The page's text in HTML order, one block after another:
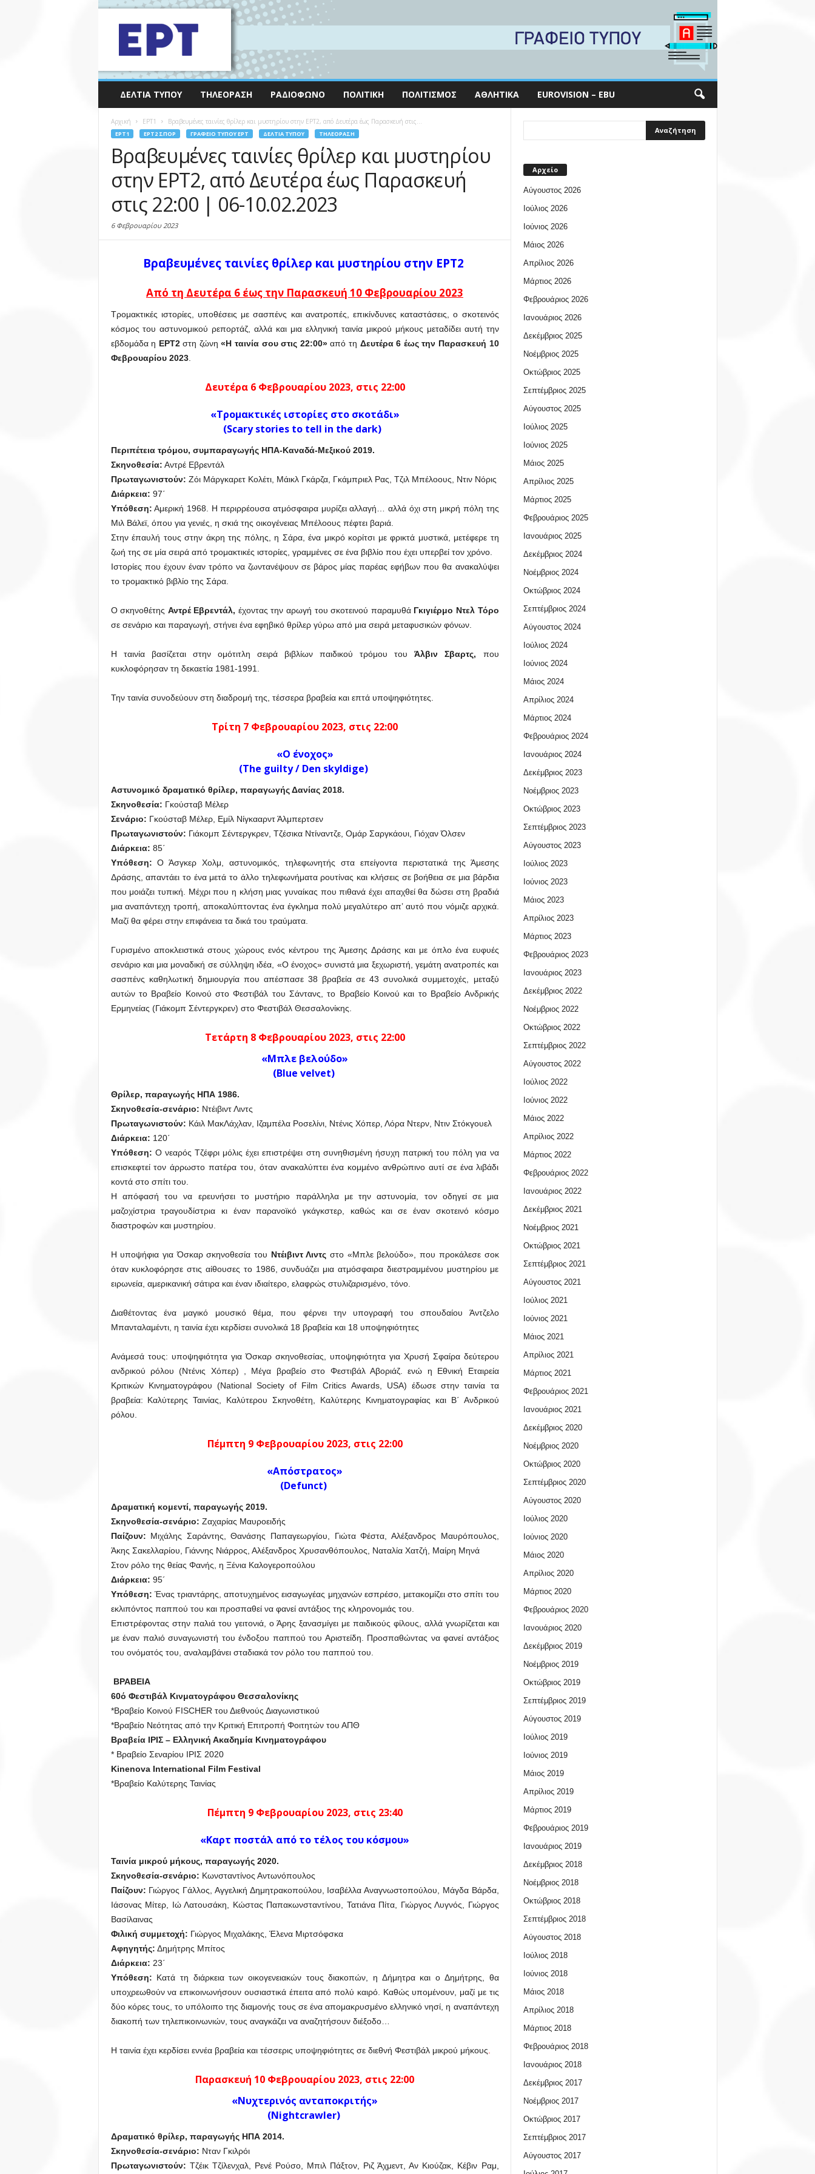
ΔΕΛΤΊΑ ΤΎΠΟΥ ΤΗΛΕΌΡΑΣΗ ΡΑΔΙΌΦΩΝΟ ΠΟΛΙΤΙΚΉ ΠΟΛΙΤΙΣΜΌΣ ΑΘΛΗΤΙΚΆ EUROVISION – EBU
Αρχική EΡΤ1 Βραβευμένες ταινίες θρίλερ και μυστηρίου στην ΕΡΤ2, από Δευτέρα έως Παρασκευή στις...
EΡΤ1 EΡΤ2 ΣΠΟΡ ΓΡΑΦΕΊΟ ΤΎΠΟΥ ΕΡΤ ΔΕΛΤΊΑ ΤΎΠΟΥ ΤΗΛΕΌΡΑΣΗ
Βραβευμένες ταινίες θρίλερ και μυστηρίου
στην ΕΡΤ2, από Δευτέρα έως Παρασκευή
στις 22:00 | 06-10.02.2023
6 Φεβρουαρίου 2023
Βραβευμένες ταινίες θρίλερ και μυστηρίου στην ΕΡΤ2
Από τη Δευτέρα 6 έως την Παρασκευή 10 Φεβρουαρίου 2023
Τρομακτικές ιστορίες, υποθέσεις με σασπένς και ανατροπές, επικίνδυνες καταστάσεις, ο σκοτεινός
κόσμος του αστυνομικού ρεπορτάζ, αλλά και μια ελληνική ταινία μικρού μήκους μεταδίδει αυτή την
εβδομάδα η ΕΡΤ2στη ζώνη«Η ταινία σου στις 22:00»από τη Δευτέρα 6 έως την Παρασκευή 10
Φεβρουαρίου 2023.
Δευτέρα 6 Φεβρουαρίου 2023, στις 22:00
«Τρομακτικές ιστορίες στο σκοτάδι»
(Scary stories to tell in the dark)
Περιπέτεια τρόμου, συμπαραγωγής ΗΠΑ-Καναδά-Μεξικού 2019.
Σκηνοθεσία: Αντρέ Εβρεντάλ
Πρωταγωνιστούν: Ζόι Μάργκαρετ Κολέτι, Μάικλ Γκάρζα, Γκάμπριελ Ρας, Τζιλ Μπέλοους, Ντιν Νόρις
Διάρκεια: 97΄
Υπόθεση: Αμερική 1968. Η περιρρέουσα ατμόσφαιρα μυρίζει αλλαγή… αλλά όχι στη μικρή πόλη της
Μιλ Βάλεϊ, όπου για γενιές, η σκιά της οικογένειας Μπέλοους πέφτει βαριά.
Στην έπαυλή τους στην άκρη της πόλης, η Σάρα, ένα μικρό κορίτσι με φρικτά μυστικά, μετέφερε τη
ζωή της σε μία σειρά από τρομακτικές ιστορίες, γραμμένες σε ένα βιβλίο που έχει υπερβεί τον χρόνο.
Ιστορίες που έχουν έναν τρόπο να ζωντανέψουν σε βάρος μίας παρέας εφήβων που θα ανακαλύψει
το τρομακτικό βιβλίο της Σάρα.
Ο σκηνοθέτης Αντρέ Εβρεντάλ, έχοντας την αρωγή του σκοτεινού παραμυθά Γκιγιέρμο Ντελ Τόρο
σε σενάριο και παραγωγή, στήνει ένα εφηβικό θρίλερ γύρω από μια σειρά μεταφυσικών φόνων.
Η ταινία βασίζεται στην ομότιτλη σειρά βιβλίων παιδικού τρόμου τουΆλβιν Σβαρτς, που
κυκλοφόρησαν τη δεκαετία 1981-1991.
Την ταινία συνοδεύουν στη διαδρομή της, τέσσερα βραβεία και επτά υποψηφιότητες.
Τρίτη 7 Φεβρουαρίου 2023, στις 22:00
«Ο ένοχος»
(The guilty / Den skyldige)
Αστυνομικό δραματικό θρίλερ, παραγωγής Δανίας 2018.
Σκηνοθεσία: Γκούσταβ Μέλερ
Σενάριο: Γκούσταβ Μέλερ, Εμίλ Νίγκααρντ Άλμπερτσεν
Πρωταγωνιστούν: Γιάκομπ Σέντεργκρεν, Τζέσικα Ντίναντζε, Ομάρ Σαργκάουι, Γιόχαν Όλσεν
Διάρκεια: 85΄
Υπόθεση: Ο Άσγκερ Χολμ, αστυνομικός, τηλεφωνητής στα επείγοντα περιστατικά της Άμεσης
Δράσης, απαντάει το ένα μετά το άλλο τηλεφωνήματα ρουτίνας και κλήσεις σε βοήθεια σε μια βάρδια
που μοιάζει τυπική. Μέχρι που η κλήση μιας γυναίκας που πιθανά έχει απαχθεί θα δώσει στη βραδιά
μια αναπάντεχη τροπή, αποκαλύπτοντας ένα έγκλημα πολύ μεγαλύτερο απ’ αυτό που νόμιζε αρχικά.
Μαζί θα φέρει στην επιφάνεια τα δικά του τραύματα.
Γυρισμένο αποκλειστικά στους χώρους ενός κέντρου της Άμεσης Δράσης και με όπλο ένα ευφυές
σενάριο και μια μοναδική σε σύλληψη ιδέα, «Ο ένοχος» συνιστά μια ξεχωριστή, γεμάτη ανατροπές και
σασπένς καθηλωτική δημιουργία που απέσπασε 38 βραβεία σε 43 συνολικά συμμετοχές, μεταξύ
αυτών το Βραβείο Κοινού στο Φεστιβάλ του Σάντανς, το Βραβείο Κοινού και το Βραβείο Ανδρικής
Ερμηνείας (Γιάκομπ Σέντεργκρεν) στο Φεστιβάλ Θεσσαλονίκης.
Τετάρτη 8 Φεβρουαρίου 2023, στις 22:00
«Μπλε βελούδο»
(Blue velvet)
Θρίλερ, παραγωγής ΗΠΑ 1986.
Σκηνοθεσία-σενάριο: Ντέιβιντ Λιντς
Πρωταγωνιστούν: Κάιλ ΜακΛάχλαν, Ιζαμπέλα Ροσελίνι, Ντένις Χόπερ, Λόρα Ντερν, Ντιν Στόκγουελ
Διάρκεια: 120΄
Υπόθεση: Ο νεαρός Τζέφρι μόλις έχει επιστρέψει στη συνηθισμένη ήσυχη πατρική του πόλη για να
επισκεφτεί τον άρρωστο πατέρα του, όταν ανακαλύπτει ένα κομμένο ανθρώπινο αυτί σε ένα λιβάδι
κοντά στο σπίτι του.
Η απόφασή του να ερευνήσει το μυστήριο παράλληλα με την αστυνομία, τον οδηγεί σε μια
μαζοχίστρια τραγουδίστρια κι έναν παρανοϊκό γκάγκστερ, καθώς και σε έναν σκοτεινό κόσμο
διαστροφών και μυστηρίου.
Η υποψήφια για Όσκαρ σκηνοθεσία του Ντέιβιντ Λιντς στο «Μπλε βελούδο», που προκάλεσε σοκ
όταν κυκλοφόρησε στις αίθουσες το 1986, συνδυάζει μια ατμόσφαιρα διεστραμμένου μυστηρίου με
ειρωνεία, αμερικανική σάτιρα και έναν ιδιαίτερο, ελαφρώς στυλιζαρισμένο, τόνο.
Διαθέτοντας ένα μαγικό μουσικό θέμα, που φέρνει την υπογραφή του σπουδαίου Άντζελο
Μπανταλαμέντι, η ταινία έχει κερδίσει συνολικά 18 βραβεία και 18 υποψηφιότητες
Ανάμεσά τους: υποψηφιότητα για Όσκαρ σκηνοθεσίας, υποψηφιότητα για Χρυσή Σφαίρα δεύτερου
ανδρικού ρόλου (Ντένις Χόπερ) , Μέγα βραβείο στο Φεστιβάλ Αβοριάζ. ενώ η Εθνική Εταιρεία
Κριτικών Κινηματογράφου (National Society of Film Critics Awards, USA) έδωσε στην ταινία τα
βραβεία: Καλύτερης Ταινίας, Καλύτερου Σκηνοθέτη, Καλύτερης Κινηματογραφίας και Β΄ Ανδρικού
ρόλου.
Πέμπτη 9 Φεβρουαρίου 2023, στις 22:00
«Απόστρατος»
(Defunct)
Δραματική κομεντί, παραγωγής 2019.
Σκηνοθεσία-σενάριο: Ζαχαρίας Μαυροειδής
Παίζουν: Μιχάλης Σαράντης, Θανάσης Παπαγεωργίου, Γιώτα Φέστα, Αλέξανδρος Μαυρόπουλος,
Άκης Σακελλαρίου, Γιάννης Νιάρρος, Αλέξανδρος Χρυσανθόπουλος, Ναταλία Χατζή, Μαίρη Μηνά
Στον ρόλο της θείας Φανής, η Ξένια Καλογεροπούλου
Διάρκεια: 95´
Υπόθεση: Ένας τριαντάρης, αποτυχημένος εισαγωγέας μηχανών εσπρέσο, μετακομίζει στο σπίτι του
εκλιπόντος παππού του και προσπαθεί να φανεί αντάξιος της κληρονομιάς του.
Επιστρέφοντας στην παλιά του γειτονιά, ο Άρης ξανασμίγει με παιδικούς φίλους, αλλά γνωρίζεται και
με έναν παλιό συναγωνιστή του ένδοξου παππού του Αριστείδη. Προσπαθώντας να φανεί αντάξιος
του ονόματός του, αναλαμβάνει σταδιακά τον ρόλο του παππού του.
ΒΡΑΒΕΙΑ
60ό Φεστιβάλ Κινματογράφου Θεσσαλονίκης
*Βραβείο Κοινού FISCHER του Διεθνούς Διαγωνιστικού
*Βραβείο Νεότητας από την Κριτική Επιτροπή Φοιτητών του ΑΠΘ
Βραβεία ΙΡΙΣ – Ελληνική Ακαδημία Κινηματογράφου
* Βραβείο Σεναρίου ΙΡΙΣ 2020
Kinenova International Film Festival
*Βραβείο Καλύτερης Ταινίας
Πέμπτη 9 Φεβρουαρίου 2023, στις 23:40
«Καρτ ποστάλ από το τέλος του κόσμου»
Ταινία μικρού μήκους, παραγωγής 2020.
Σκηνοθεσία-σενάριο: Κωνσταντίνος Αντωνόπουλος
Παίζουν: Γιώργος Γάλλος, Αγγελική Δημητρακοπούλου, Ισαβέλλα Αναγνωστοπούλου, Μάγδα Βάρδα,
Ιάσονας Μίτερ, Ιώ Λατουσάκη, Κώστας Παπακωνσταντίνου, Τατιάνα Πίτα, Γιώργος Λυγνός, Γιώργος
Βασίλαινας
Φιλική συμμετοχή: Γιώργος Μιχαλάκης, Έλενα Μιρτσόφσκα
Αφηγητής: Δημήτρης Μπίτος
Διάρκεια: 23΄
Υπόθεση: Κατά τη διάρκεια των οικογενειακών τους διακοπών, η Δήμητρα και ο Δημήτρης, θα
υποχρεωθούν να επικοινωνήσουν ουσιαστικά έπειτα από πολύ καιρό. Καθώς υπομένουν, μαζί με τις
δύο κόρες τους, το υπόλοιπο της διαμονής τους σε ένα απομακρυσμένο ελληνικό νησί, η αναπάντεχη
διακοπή των τηλεπικοινωνιών, τους αναγκάζει να αναζητήσουν διέξοδο…
Η ταινία έχει κερδίσει εννέα βραβεία και τέσσερις υποψηφιότητες σε διεθνή Φεστιβάλ μικρού μήκους
Παρασκευή 10 Φεβρουαρίου 2023, στις 22:00
«Νυχτερινός ανταποκριτής»
(Nightcrawler)
Δραματικό θρίλερ, παραγωγής ΗΠΑ 2014.
Σκηνοθεσία-σενάριο: Νταν Γκιλρόι
Πρωταγωνιστούν: Τζέικ Τζίλενχαλ, Ρενέ Ρούσο, Μπιλ Πάξτον, Ριζ Άχμεντ, Αν Κιούζακ, Κέβιν Ραμ,
Αρχείο
Αύγουστος 2026
Ιούλιος 2026
Ιούνιος 2026
Μάιος 2026
Απρίλιος 2026
Μάρτιος 2026
Φεβρουάριος 2026
Ιανουάριος 2026
Δεκέμβριος 2025
Νοέμβριος 2025
Οκτώβριος 2025
Σεπτέμβριος 2025
Αύγουστος 2025
Ιούλιος 2025
Ιούνιος 2025
Μάιος 2025
Απρίλιος 2025
Μάρτιος 2025
Φεβρουάριος 2025
Ιανουάριος 2025
Δεκέμβριος 2024
Νοέμβριος 2024
Οκτώβριος 2024
Σεπτέμβριος 2024
Αύγουστος 2024
Ιούλιος 2024
Ιούνιος 2024
Μάιος 2024
Απρίλιος 2024
Μάρτιος 2024
Φεβρουάριος 2024
Ιανουάριος 2024
Δεκέμβριος 2023
Νοέμβριος 2023
Οκτώβριος 2023
Σεπτέμβριος 2023
Αύγουστος 2023
Ιούλιος 2023
Ιούνιος 2023
Μάιος 2023
Απρίλιος 2023
Μάρτιος 2023
Φεβρουάριος 2023
Ιανουάριος 2023
Δεκέμβριος 2022
Νοέμβριος 2022
Οκτώβριος 2022
Σεπτέμβριος 2022
Αύγουστος 2022
Ιούλιος 2022
Ιούνιος 2022
Μάιος 2022
Απρίλιος 2022
Μάρτιος 2022
Φεβρουάριος 2022
Ιανουάριος 2022
Δεκέμβριος 2021
Νοέμβριος 2021
Οκτώβριος 2021
Σεπτέμβριος 2021
Αύγουστος 2021
Ιούλιος 2021
Ιούνιος 2021
Μάιος 2021
Απρίλιος 2021
Μάρτιος 2021
Φεβρουάριος 2021
Ιανουάριος 2021
Δεκέμβριος 2020
Νοέμβριος 2020
Οκτώβριος 2020
Σεπτέμβριος 2020
Αύγουστος 2020
Ιούλιος 2020
Ιούνιος 2020
Μάιος 2020
Απρίλιος 2020
Μάρτιος 2020
Φεβρουάριος 2020
Ιανουάριος 2020
Δεκέμβριος 2019
Νοέμβριος 2019
Οκτώβριος 2019
Σεπτέμβριος 2019
Αύγουστος 2019
Ιούλιος 2019
Ιούνιος 2019
Μάιος 2019
Απρίλιος 2019
Μάρτιος 2019
Φεβρουάριος 2019
Ιανουάριος 2019
Δεκέμβριος 2018
Νοέμβριος 2018
Οκτώβριος 2018
Σεπτέμβριος 2018
Αύγουστος 2018
Ιούλιος 2018
Ιούνιος 2018
Μάιος 2018
Απρίλιος 2018
Μάρτιος 2018
Φεβρουάριος 2018
Ιανουάριος 2018
Δεκέμβριος 2017
Νοέμβριος 2017
Οκτώβριος 2017
Σεπτέμβριος 2017
Αύγουστος 2017